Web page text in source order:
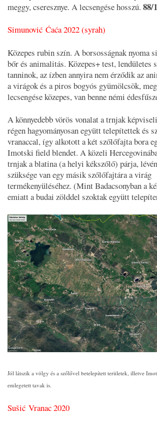
meggy, cseresznye. A lecsengése hosszú. 88/
Simunović Ćaća 2022 (syrah)
Közepes rubin szín. A borsosságnak nyoma
bőr és animalitás. Közepes+ test, lendületes
tanninok, az ízben annyira nem érződik az
a virágok és a piros bogyós gyümölcsök,
lecsengése közepes, van benne némi
A könnyedebb vörös vonalat a trnjak
régen hagyományosan együtt telepítettek és
vranaccal, így alkotott a két szőlőfajta bora
Imotski field blendet. A közeli
trnjak a blatina (a helyi kékszőlő) párja,
szüksége van egy másik szőlőfajtára a virág
termékenyüléséhez. (Mint Badacsonyban a
emiatt a budai zölddel szoktak együtt
Jól látszik a völgy és a szőlővel betelepített területek, illetve
emlegetett tavak is.
Sušić Vranac 2020